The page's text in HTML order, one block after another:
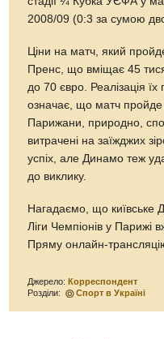
2008/09 (0:3 за сумою
Ціни на матч, який
Пренс, що вміщає 45
до 70 євро. Реалізація
означає, що матч
Парижани, природно,
витрачені на заїжджих
успіх, але Динамо теж
до виклику.
Нагадаємо, що
Ліги Чемпіонів у Парижі
Пряму онлайн-
Джерело:Корреспондент
Розділи:
Спорт в Україні